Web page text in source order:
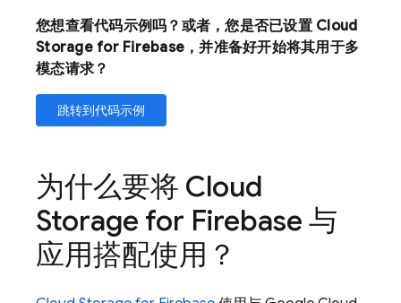
您想查看代码示例吗？或者，您是否已设置 Cloud
Storage for Firebase ，并准备好开始将其用于多
模态请求？
跳转到代码示例
为什么要将 Cloud
Storage for Firebase 与
应用搭配使用？